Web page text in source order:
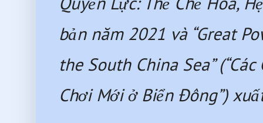
bản năm 2021 và “Great
the South China Sea”
Chơi Mới ở Biển Đông”)